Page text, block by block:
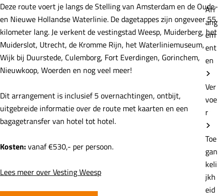
Arr
ang
em
ent
en
Ver
voe
r
Toe
gan
keli
jkh
eid
Deze route voert je langs de Stelling van Amsterdam en de Oude-
en Nieuwe Hollandse Waterlinie. De dagetappes zijn ongeveer 55
kilometer lang. Je verkent de vestingstad Weesp, Muiderberg, het
Muiderslot, Utrecht, de Kromme Rijn, het Waterliniemuseum,
Wijk bij Duurstede, Culemborg, Fort Everdingen, Gorinchem,
Nieuwkoop, Woerden en nog veel meer!
Dit arrangement is inclusief 5 overnachtingen, ontbijt,
uitgebreide informatie over de route met kaarten en een
bagagetransfer van hotel tot hotel.
Kosten:vanaf €530,- per persoon.
Lees meer over Vesting Weesp